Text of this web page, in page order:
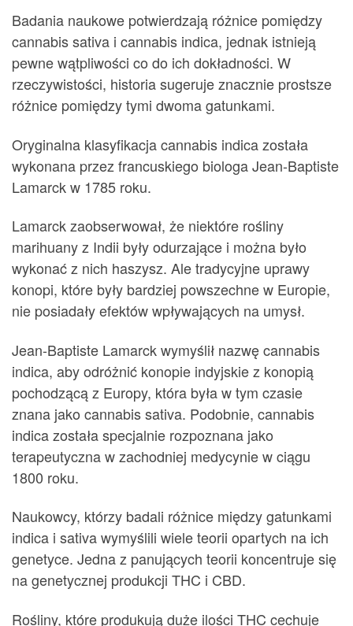
Badania naukowe potwierdzają różnice pomiędzy
cannabis sativa i cannabis indica, jednak istnieją
pewne wątpliwości co do ich dokładności. W
rzeczywistości, historia sugeruje znacznie prostsze
różnice pomiędzy tymi dwoma gatunkami.
Oryginalna klasyfikacja cannabis indica została
wykonana przez francuskiego biologa Jean-Baptiste
Lamarck w 1785 roku.
Lamarck zaobserwował, że niektóre rośliny
marihuany z Indii były odurzające i można było
wykonać z nich haszysz. Ale tradycyjne uprawy
konopi, które były bardziej powszechne w Europie,
nie posiadały efektów wpływających na umysł.
Jean-Baptiste Lamarck wymyślił nazwę cannabis
indica, aby odróżnić konopie indyjskie z konopią
pochodzącą z Europy, która była w tym czasie
znana jako cannabis sativa. Podobnie, cannabis
indica została specjalnie rozpoznana jako
terapeutyczna w zachodniej medycynie w ciągu
1800 roku.
Naukowcy, którzy badali różnice między gatunkami
indica i sativa wymyślili wiele teorii opartych na ich
genetyce. Jedna z panujących teorii koncentruje się
na genetycznej produkcji THC i CBD.
Rośliny, które produkują duże ilości THC cechuje